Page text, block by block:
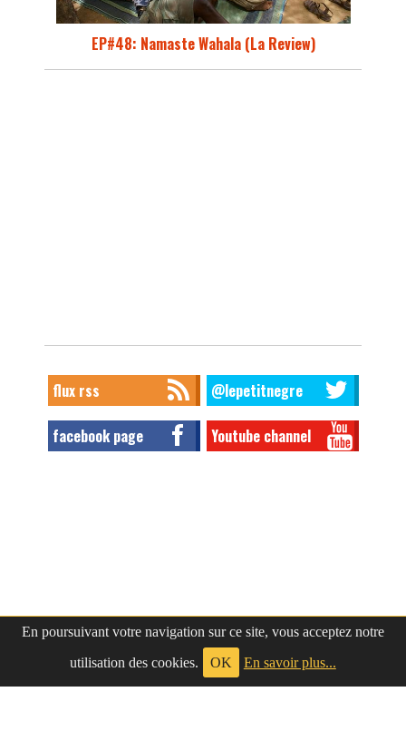
En poursuivant votre navigation sur ce site, vous acceptez notre
utilisation des cookies.
OK En savoir plus...
EP#48: Namaste Wahala (La Review)
flux rss @lepetitnegre
facebook page Youtube channel